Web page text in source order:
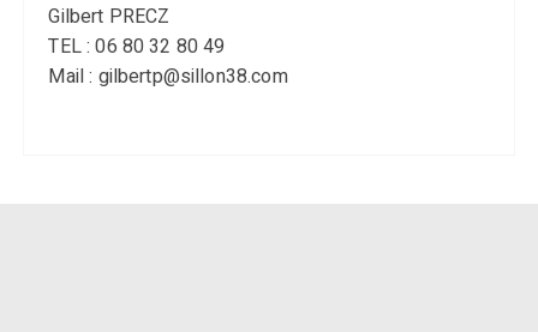
Gilbert PRECZ
TEL : 06 80 32 80 49
Mail : gilbertp@sillon38.com